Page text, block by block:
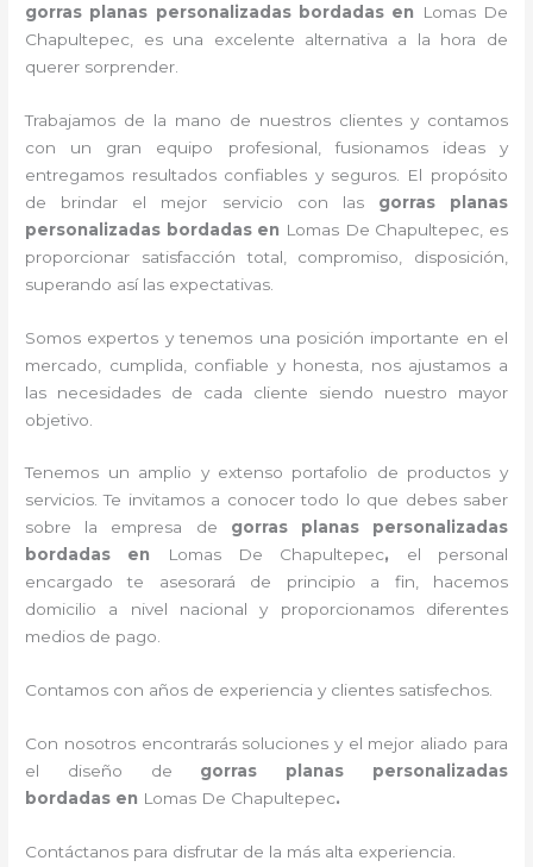
gorras planas personalizadas bordadas en
Lomas De
Chapultepec, es una excelente alternativa a la hora de
querer sorprender.
Trabajamos de la mano de nuestros clientes y contamos
con un gran equipo profesional, fusionamos ideas y
entregamos resultados confiables y seguros. El propósito
de brindar el mejor servicio con las gorras planas
personalizadas bordadas en Lomas De Chapultepec, es
proporcionar satisfacción total, compromiso, disposición,
superando así las expectativas.
Somos expertos y tenemos una posición importante en el
mercado, cumplida, confiable y honesta, nos ajustamos a
las necesidades de cada cliente siendo nuestro mayor
objetivo.
Tenemos un amplio y extenso portafolio de productos y
servicios. Te invitamos a conocer todo lo que debes saber
sobre la empresa de gorras planas personalizadas
bordadas en Lomas De Chapultepec, el personal
encargado te asesorará de principio a fin, hacemos
domicilio a nivel nacional y proporcionamos diferentes
medios de pago.
Contamos con años de experiencia y clientes satisfechos.
Con nosotros encontrarás soluciones y el mejor aliado para
el diseño de gorras planas personalizadas
bordadas en Lomas De Chapultepec.
Contáctanos para disfrutar de la más alta experiencia.